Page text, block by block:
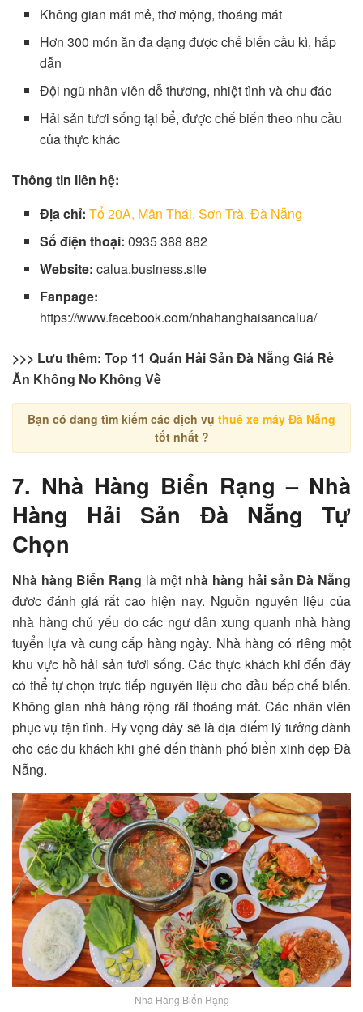
Không gian mát mẻ, thơ mộng, thoáng mát
Hơn 300 món ăn đa dạng được chế biến cầu kì, hấp
dẫn
Đội ngũ nhân viên dễ thương, nhiệt tình và chu đáo
Hải sản tươi sống tại bể, được chế biến theo nhu cầu
của thực khác
Thông tin liên hệ:
Địa chỉ: Tổ 20A, Mân Thái, Sơn Trà, Đà Nẵng
Số điện thoại: 0935 388 882
Website:calua.business.site
Fanpage:
https://www.facebook.com/nhahanghaisancalua/
>>> Lưu thêm: Top 11 Quán Hải Sản Đà Nẵng Giá Rẻ
Ăn Không No Không Về
Bạn có đang tìm kiếm các dịch vụ thuê xe máy Đà Nẵng
tốt nhất ?
7. Nhà Hàng Biển Rạng – Nhà
Hàng Hải Sản Đà Nẵng Tự
Chọn
Nhà hàng Biển Rạng là một nhà hàng hải sản Đà Nẵng
đươc đánh giá rất cao hiện nay. Nguồn nguyên liệu của
nhà hàng chủ yếu do các ngư dân xung quanh nhà hàng
tuyển lựa và cung cấp hàng ngày. Nhà hàng có riêng một
khu vực hồ hải sản tươi sống. Các thực khách khi đến đây
có thể tự chọn trực tiếp nguyên liệu cho đầu bếp chế biến.
Không gian nhà hàng rộng rãi thoáng mát. Các nhân viên
phục vụ tận tình. Hy vọng đây sẽ là địa điểm lý tưởng dành
cho các du khách khi ghé đến thành phố biển xinh đẹp Đà
Nẵng.
Nhà Hàng Biển Rạng